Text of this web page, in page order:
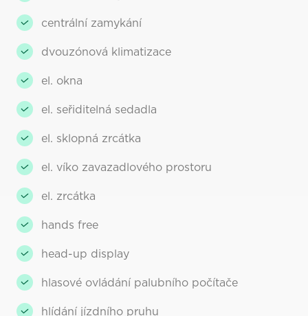
centrální zamykání
dvouzónová klimatizace
el. okna
el. seřiditelná sedadla
el. sklopná zrcátka
el. víko zavazadlového prostoru
el. zrcátka
hands free
head-up display
hlasové ovládání palubního počítače
hlídání jízdního pruhu